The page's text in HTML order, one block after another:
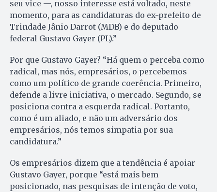
seu vice —, nosso interesse está voltado, neste
momento, para as candidaturas do ex-prefeito de
Trindade Jânio Darrot (MDB) e do deputado
federal Gustavo Gayer (PL).”
Por que Gustavo Gayer? “Há quem o perceba como
radical, mas nós, empresários, o percebemos
como um político de grande coerência. Primeiro,
defende a livre iniciativa, o mercado. Segundo, se
posiciona contra a esquerda radical. Portanto,
como é um aliado, e não um adversário dos
empresários, nós temos simpatia por sua
candidatura.”
Os empresários dizem que a tendência é apoiar
Gustavo Gayer, porque “está mais bem
posicionado, nas pesquisas de intenção de voto,